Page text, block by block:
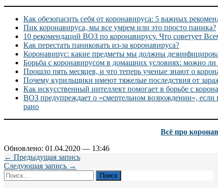
Как обезопасить себя от коронавируса: 5 важных
Пик коронавируса, мы все умрем или это просто паника?
10 рекомендаций ВОЗ по коронавирусу. Что советует
Как перестать паниковать из-за коронавируса?
Коронавирус: какие предметы мы должны
Борьба с коронавирусом в домашних условиях: можно
Прошло пять месяцев, и что теперь ученые знают о
Почему курильщики имеют тяжелые последствия от
Как искусственный интеллект помогает в борьбе с
ВОЗ предупреждает о «смертельном возрождении», если
рано
Всё про
Обновлено: 01.04.2020 — 13:46
← Предыдущая запись
Следующая запись →
Найти: